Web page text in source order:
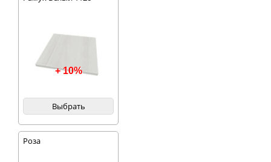
+ 10%
Выбрать
Роза